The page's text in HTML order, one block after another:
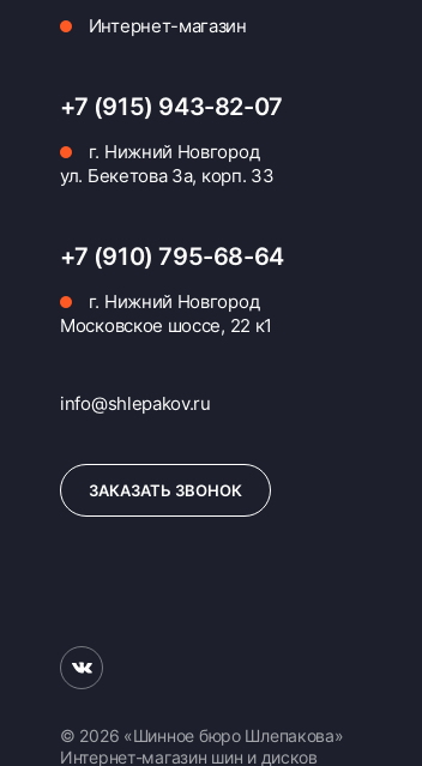
Интернет-магазин
+7 (915) 943-82-07
г. Нижний Новгород
ул. Бекетова 3а, корп. 33
+7 (910) 795-68-64
г. Нижний Новгород
Московское шоссе, 22 к1
info@shlepakov.ru
ЗАКАЗАТЬ ЗВОНОК
© 2026 «Шинное бюро Шлепакова»
Интернет-магазин шин и дисков